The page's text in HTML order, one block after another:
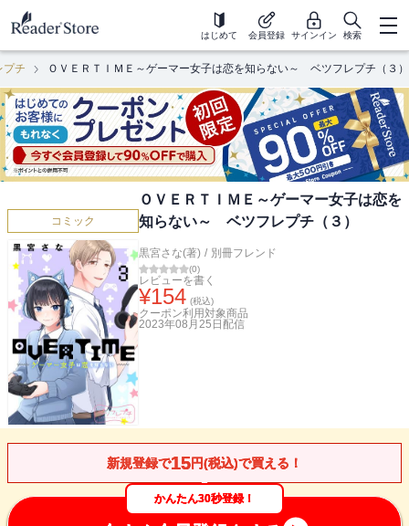
はじめて 会員登録 サインイン 検索
プチ ＯＶＥＲＴＩＭＥ～ゲーマー女子は恋を知らない～ ベツフレプチ（３）
コミック
ＯＶＥＲＴＩＭＥ～ゲーマー女子は恋を
知らない～ ベツフレプチ（３）
黒宮さな(著) / 別冊フレンド
(0)
レビューを書く
¥154 (税込)
クーポン利用対象商品
2023年08月25日 配信
新規登録で15円(税込)で買える！
かんたん30秒登録！